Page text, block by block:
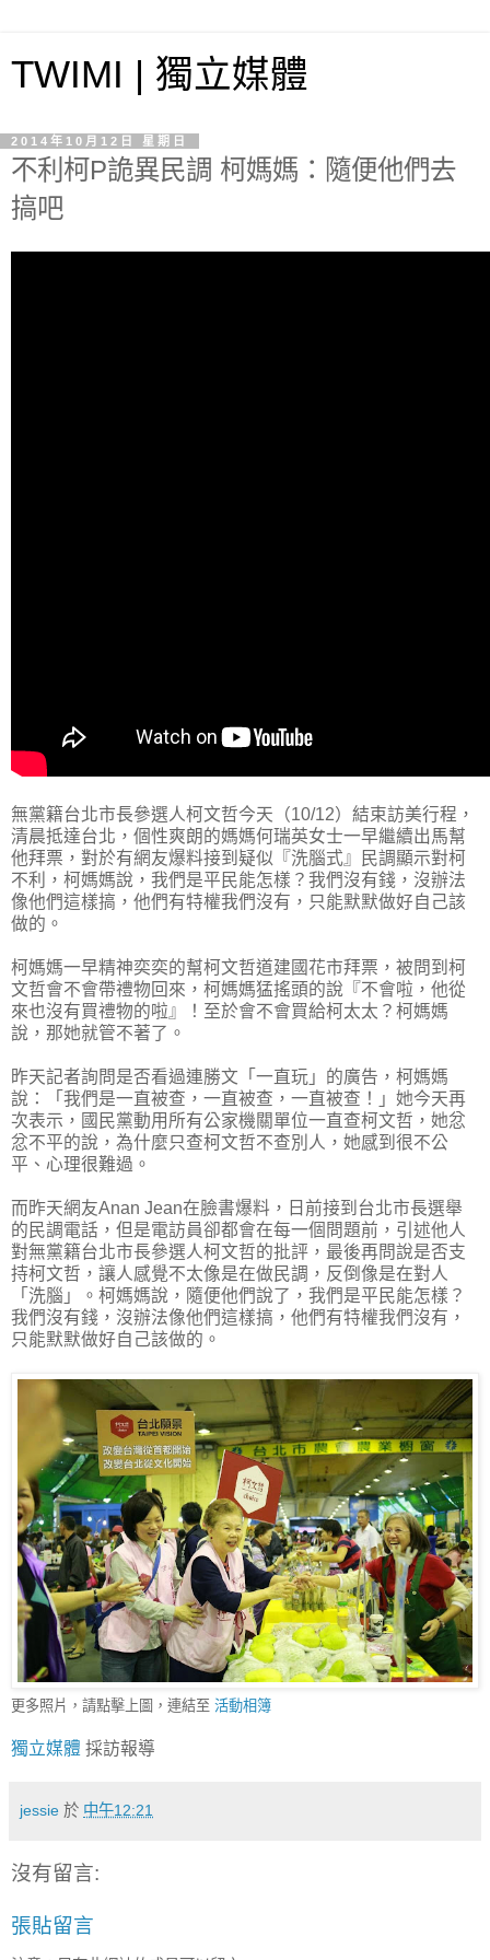
TWIMI | 獨立媒體
2014年10月12日 星期日
不利柯P詭異民調 柯媽媽：隨便他們去
搞吧
無黨籍台北市長參選人柯文哲今天（10/12）結束訪美行程，
清晨抵達台北，個性爽朗的媽媽何瑞英女士一早繼續出馬幫
他拜票，對於有網友爆料接到疑似『洗腦式』民調顯示對柯
不利，柯媽媽說，我們是平民能怎樣？我們沒有錢，沒辦法
像他們這樣搞，他們有特權我們沒有，只能默默做好自己該
做的。
柯媽媽一早精神奕奕的幫柯文哲道建國花市拜票，被問到柯
文哲會不會帶禮物回來，柯媽媽猛搖頭的說『不會啦，他從
來也沒有買禮物的啦』！至於會不會買給柯太太？柯媽媽
說，那她就管不著了。
昨天記者詢問是否看過連勝文「一直玩」的廣告，柯媽媽
說：「我們是一直被查，一直被查，一直被查！」她今天再
次表示，國民黨動用所有公家機關單位一直查柯文哲，她忿
忿不平的說，為什麼只查柯文哲不查別人，她感到很不公
平、心理很難過。
而昨天網友Anan Jean在臉書爆料，日前接到台北市長選舉
的民調電話，但是電訪員卻都會在每一個問題前，引述他人
對無黨籍台北市長參選人柯文哲的批評，最後再問說是否支
持柯文哲，讓人感覺不太像是在做民調，反倒像是在對人
「洗腦」。柯媽媽說，隨便他們說了，我們是平民能怎樣？
我們沒有錢，沒辦法像他們這樣搞，他們有特權我們沒有，
只能默默做好自己該做的。
更多照片，請點擊上圖，連結至 活動相簿
獨立媒體 採訪報導
jessie 於 中午12:21
沒有留言:
張貼留言